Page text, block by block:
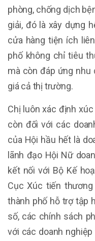
phòng, chống dịch
giải, đó là xây dựng
cửa hàng tiện ích
phố không chỉ tiêu
mà còn đáp ứng nhu
giá cả thị trường.
Chị luôn xác định
còn đối với các
của Hội hầu hết là
lãnh đạo Hội Nữ
kết nối với Bộ Kế
Cục Xúc tiến
thành phố hỗ trợ tập
số, các chính sách
với các doanh